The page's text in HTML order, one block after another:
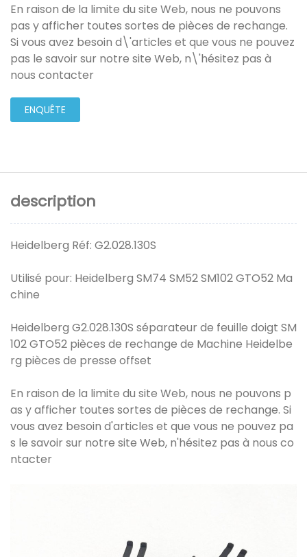
En raison de la limite du site Web, nous ne pouvons
pas y afficher toutes sortes de pièces de rechange.
Si vous avez besoin d\'articles et que vous ne pouvez
pas le savoir sur notre site Web, n\'hésitez pas à
nous contacter
ENQUÊTE
description
Heidelberg Réf: G2.028.130S
Utilisé pour: Heidelberg SM74 SM52 SM102 GTO52 Ma
chine
Heidelberg G2.028.130S séparateur de feuille doigt SM
102 GTO52 pièces de rechange de Machine Heidelbe
rg pièces de presse offset
En raison de la limite du site Web, nous ne pouvons p
as y afficher toutes sortes de pièces de rechange. Si
vous avez besoin d'articles et que vous ne pouvez pa
s le savoir sur notre site Web, n'hésitez pas à nous co
ntacter